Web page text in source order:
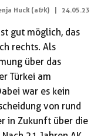
Huck (a&k) 24.05.23
gut möglich, das
rechts. Als
über das
Türkei am
war es kein
von rund
in Zukunft über die